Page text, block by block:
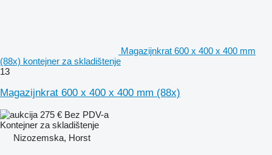
Magazijnkrat 600 x 400 x 400 mm
(88x) kontejner za skladištenje
13
Magazijnkrat 600 x 400 x 400 mm (88x)
275 € Bez PDV-a
Kontejner za skladištenje
Nizozemska, Horst